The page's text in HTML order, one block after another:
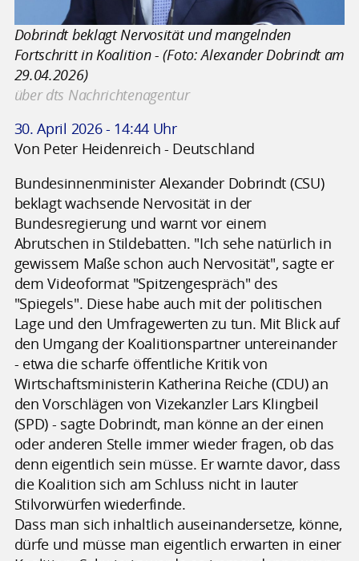
Dobrindt beklagt Nervosität und mangelnden
Fortschritt in Koalition - (Foto: Alexander Dobrindt am
29.04.2026)
über dts Nachrichtenagentur
30. April 2026 - 14:44 Uhr
Von Peter Heidenreich - Deutschland
Bundesinnenminister Alexander Dobrindt (CSU)
beklagt wachsende Nervosität in der
Bundesregierung und warnt vor einem
Abrutschen in Stildebatten. "Ich sehe natürlich in
gewissem Maße schon auch Nervosität", sagte er
dem Videoformat "Spitzengespräch" des
"Spiegels". Diese habe auch mit der politischen
Lage und den Umfragewerten zu tun. Mit Blick auf
den Umgang der Koalitionspartner untereinander
- etwa die scharfe öffentliche Kritik von
Wirtschaftsministerin Katherina Reiche (CDU) an
den Vorschlägen von Vizekanzler Lars Klingbeil
(SPD) - sagte Dobrindt, man könne an der einen
oder anderen Stelle immer wieder fragen, ob das
denn eigentlich sein müsse. Er warnte davor, dass
die Koalition sich am Schluss nicht in lauter
Stilvorwürfen wiederfinde.
Dass man sich inhaltlich auseinandersetze, könne,
dürfe und müsse man eigentlich erwarten in einer